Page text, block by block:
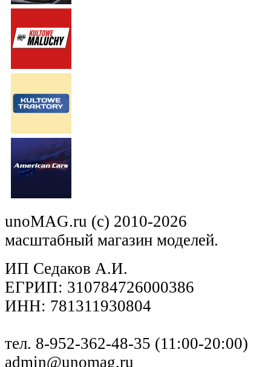
unoMAG.ru (c) 2010-2026
масштабный магазин моделей.
ИП Седаков А.И.
ЕГРИП: 310784726000386
ИНН: 781311930804
тел. 8-952-362-48-35 (11:00-20:00)
admin@unomag.ru